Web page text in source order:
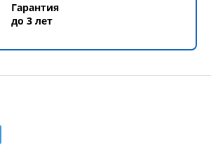
Гарантия
до 3 лет